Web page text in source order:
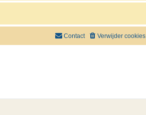
Verwijder cookies
Contact